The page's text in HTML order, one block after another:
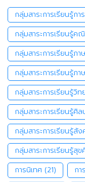
กลุ่มสาระการเรียนรู้กา
กลุ่มสาระการเรียนรู้ค
กลุ่มสาระการเรียนรู้ภา
กลุ่มสาระการเรียนรู้ภา
กลุ่มสาระการเรียนรู้วิท
กลุ่มสาระการเรียนรู้ศิ
กลุ่มสาระการเรียนรู้สั
กลุ่มสาระการเรียนรู้สุ
การนิเทศ (21) กา